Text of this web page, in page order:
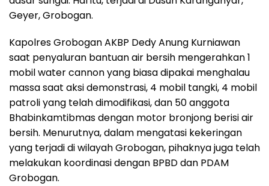
Geyer, Grobogan.
Kapolres Grobogan AKBP Dedy Anung Kurniawan
saat penyaluran bantuan air bersih mengerahkan 1
mobil water cannon yang biasa dipakai menghalau
massa saat aksi demonstrasi, 4 mobil tangki, 4 mobil
patroli yang telah dimodifikasi, dan 50 anggota
Bhabinkamtibmas dengan motor bronjong berisi air
bersih. Menurutnya, dalam mengatasi kekeringan
yang terjadi di wilayah Grobogan, pihaknya juga telah
melakukan koordinasi dengan BPBD dan PDAM
Grobogan.